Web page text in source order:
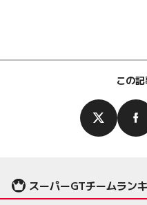
この
スーパーGTチームラン